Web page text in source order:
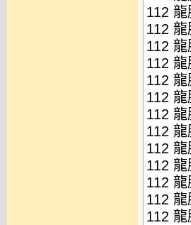
112
112
112
112
112
112
112
112
112
112
112
112
112